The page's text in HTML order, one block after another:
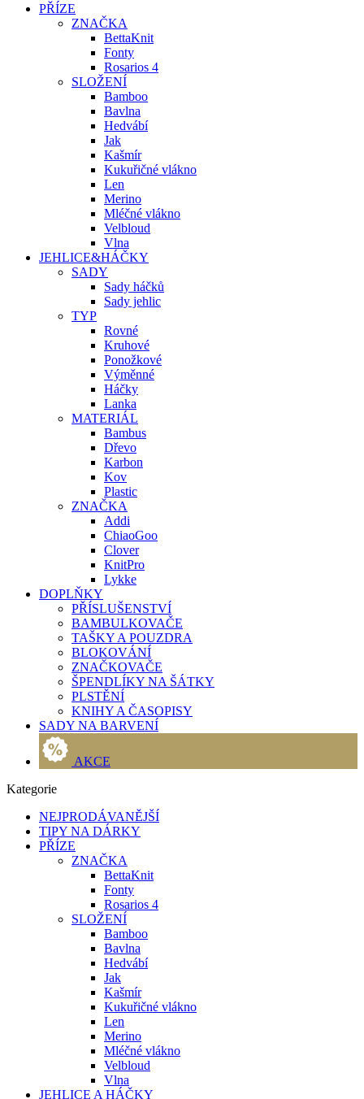
PŘÍZE
ZNAČKA
BettaKnit
Fonty
Rosarios 4
SLOŽENÍ
Bamboo
Bavlna
Hedvábí
Jak
Kašmír
Kukuřičné vlákno
Len
Merino
Mléčné vlákno
Velbloud
Vlna
JEHLICE&HÁČKY
SADY
Sady háčků
Sady jehlic
TYP
Rovné
Kruhové
Ponožkové
Výměnné
Háčky
Lanka
MATERIÁL
Bambus
Dřevo
Karbon
Kov
Plastic
ZNAČKA
Addi
ChiaoGoo
Clover
KnitPro
Lykke
DOPLŇKY
PŘÍSLUŠENSTVÍ
BAMBULKOVAČE
TAŠKY A POUZDRA
BLOKOVÁNÍ
ZNAČKOVAČE
ŠPENDLÍKY NA ŠÁTKY
PLSTĚNÍ
KNIHY A ČASOPISY
SADY NA BARVENÍ
AKCE
Kategorie
NEJPRODÁVANĚJŠÍ
TIPY NA DÁRKY
PŘÍZE
ZNAČKA
BettaKnit
Fonty
Rosarios 4
SLOŽENÍ
Bamboo
Bavlna
Hedvábí
Jak
Kašmír
Kukuřičné vlákno
Len
Merino
Mléčné vlákno
Velbloud
Vlna
JEHLICE A HÁČKY